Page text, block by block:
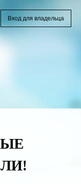
Вход для владельца